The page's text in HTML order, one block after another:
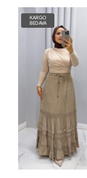
KARGO
BEDAVA